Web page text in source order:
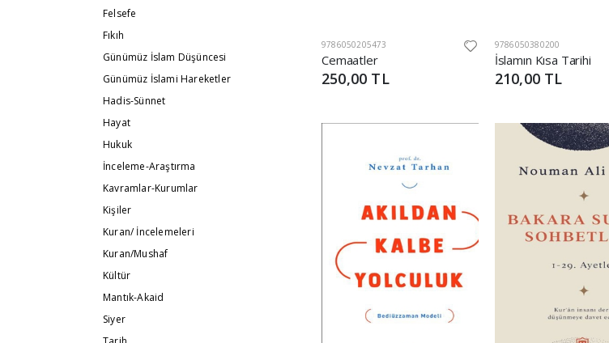
9786050205473
Cemaatler
250,00 TL
9786050380200
İslamın Kısa Tarihi
210,00 TL
Felsefe
Fıkıh
Günümüz İslam Düşüncesi
Günümüz İslami Hareketler
Hadis-Sünnet
Hayat
Hukuk
İnceleme-Araştırma
Kavramlar-Kurumlar
Kişiler
Kuran/ İncelemeleri
Kuran/Mushaf
Kültür
Mantık-Akaid
Siyer